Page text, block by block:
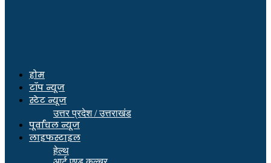
होम
टॉप न्यूज
स्टेट न्यूज
उत्तर प्रदेश / उत्तराखंड
पूर्वांचल न्यूज
लाइफस्टाइल
हेल्थ